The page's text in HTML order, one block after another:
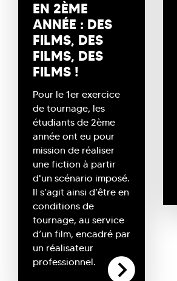
EN 2ÈME
ANNÉE : DES
FILMS, DES
FILMS, DES
FILMS !
Pour le 1er exercice
de tournage, les
étudiants de 2ème
année ont eu pour
mission de réaliser
une fiction à partir
d'un scénario imposé.
Il s’agit ainsi d’être en
conditions de
tournage, au service
d’un film, encadré par
un réalisateur
professionnel.